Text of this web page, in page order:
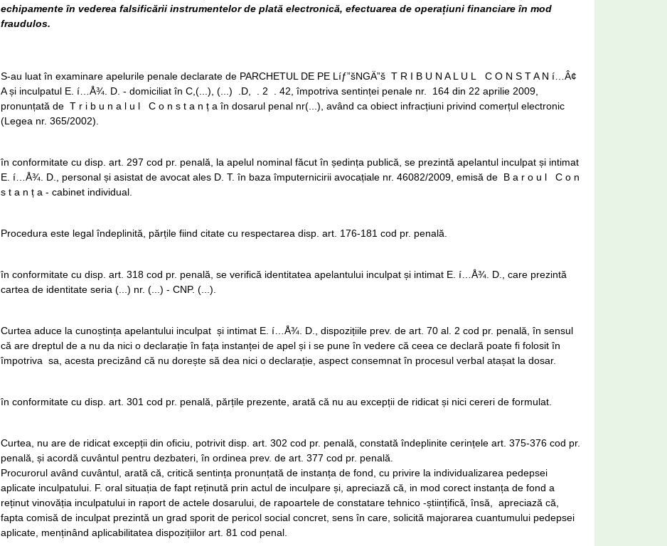
echipamente în vederea falsificării instrumentelor de plată electronică, efectuarea de operațiuni financiare în mod
fraudulos.
S-au luat în examinare apelurile penale declarate de PARCHETUL DE PE Líƒ”šNGÄ”š T R I B U N A L U L C O N S T A N í…Â¢
A și inculpatul E. í…Å¾. D. - domiciliat în C,(...), (...) .D, . 2 . 42, împotriva sentinței penale nr. 164 din 22 aprilie 2009,
pronunțată de T r i b u n a l u l C o n s t a n ț a în dosarul penal nr(...), având ca obiect infracțiuni privind comerțul electronic
(Legea nr. 365/2002).
în conformitate cu disp. art. 297 cod pr. penală, la apelul nominal făcut în ședința publică, se prezintă apelantul inculpat și intimat
E. í…Å¾. D., personal și asistat de avocat ales D. T. în baza împuternicirii avocațiale nr. 46082/2009, emisă de B a r o u l C o n
s t a n ț a - cabinet individual.
Procedura este legal îndeplinită, părțile fiind citate cu respectarea disp. art. 176-181 cod pr. penală.
în conformitate cu disp. art. 318 cod pr. penală, se verifică identitatea apelantului inculpat și intimat E. í…Å¾. D., care prezintă
cartea de identitate seria (...) nr. (...) - CNP. (...).
Curtea aduce la cunoștința apelantului inculpat și intimat E. í…Å¾. D., dispozițiile prev. de art. 70 al. 2 cod pr. penală, în sensul
că are dreptul de a nu da nici o declarație în fața instanței de apel și i se pune în vedere că ceea ce declară poate fi folosit în
împotriva sa, acesta precizând că nu dorește să dea nici o declarație, aspect consemnat în procesul verbal atașat la dosar.
în conformitate cu disp. art. 301 cod pr. penală, părțile prezente, arată că nu au excepții de ridicat și nici cereri de formulat.
Curtea, nu are de ridicat excepții din oficiu, potrivit disp. art. 302 cod pr. penală, constată îndeplinite cerințele art. 375-376 cod pr.
penală, și acordă cuvântul pentru dezbateri, în ordinea prev. de art. 377 cod pr. penală.
Procurorul având cuvântul, arată că, critică sentința pronunțată de instanța de fond, cu privire la individualizarea pedepsei
aplicate inculpatului. F. oral situația de fapt reținută prin actul de inculpare și, apreciază că, in mod corect instanța de fond a
reținut vinovăția inculpatului in raport de actele dosarului, de rapoartele de constatare tehnico -științifică, însă, apreciază că,
fapta comisă de inculpat prezintă un grad sporit de pericol social concret, sens în care, solicită majorarea cuantumului pedepsei
aplicate, menținând aplicabilitatea dispozițiilor art. 81 cod penal.